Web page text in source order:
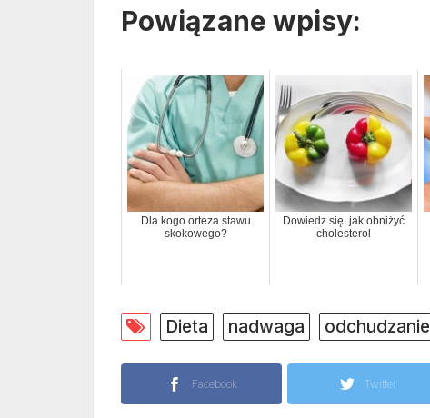
Powiązane wpisy:
Dla kogo orteza stawu
skokowego?
Dowiedz się, jak obniżyć
cholesterol
Dieta nadwaga odchudzanie
Facebook Twitter